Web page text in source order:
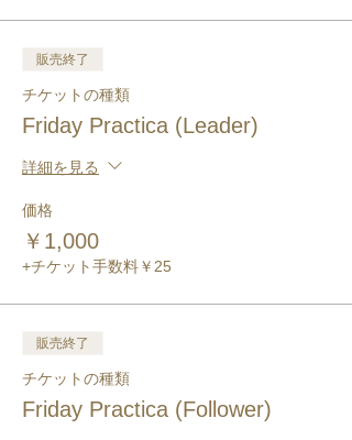
販売終了
チケットの種類
Friday Practica (Leader)
詳細を見る
価格
￥1,000
+チケット手数料￥25
販売終了
チケットの種類
Friday Practica (Follower)